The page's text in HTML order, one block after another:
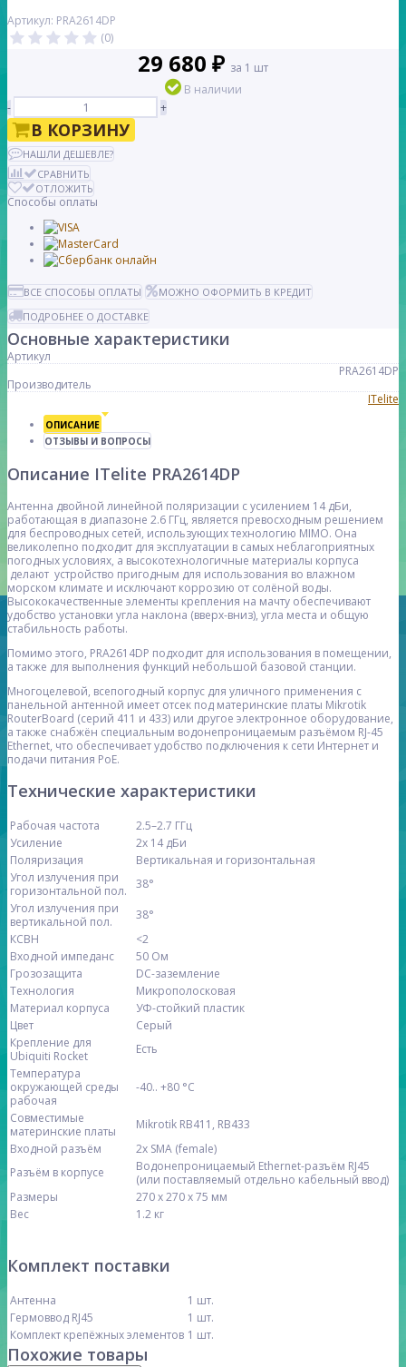
Артикул: PRA2614DP
(0)
29 680 ₽ за 1 шт
В наличии
-
+
В КОРЗИНУ
НАШЛИ ДЕШЕВЛЕ?
СРАВНИТЬ
ОТЛОЖИТЬ
Способы оплаты
ВСЕ СПОСОБЫ ОПЛАТЫ
МОЖНО ОФОРМИТЬ В КРЕДИТ
ПОДРОБНЕЕ О ДОСТАВКЕ
Основные характеристики
Артикул
PRA2614DP
Производитель
ITelite
ОПИСАНИЕ
ОТЗЫВЫ И ВОПРОСЫ
Описание ITelite PRA2614DP
Антенна двойной линейной поляризации с усилением 14 дБи,
работающая в диапазоне 2.6 ГГц, является превосходным решением
для беспроводных сетей, использующих технологию MIMO. Она
великолепно подходит для эксплуатации в самых неблагоприятных
погодных условиях, а высокотехнологичные материалы корпуса
делают устройство пригодным для использования во влажном
морском климате и исключают коррозию от солёной воды.
Высококачественные элементы крепления на мачту обеспечивают
удобство установки угла наклона (вверх-вниз), угла места и общую
стабильность работы.
Помимо этого, PRA2614DP подходит для использования в помещении,
а также для выполнения функций небольшой базовой станции.
Многоцелевой, всепогодный корпус для уличного применения с
панельной антенной имеет отсек под материнские платы Mikrotik
RouterBoard (серий 411 и 433) или другое электронное оборудование,
а также снабжён специальным водонепроницаемым разъёмом RJ-45
Ethernet, что обеспечивает удобство подключения к сети Интернет и
подачи питания PoE.
Технические характеристики
Рабочая частота
2.5–2.7 ГГц
Усиление
2x 14 дБи
Поляризация
Вертикальная и горизонтальная
Угол излучения при
горизонтальной пол.
38°
Угол излучения при
вертикальной пол.
38°
КСВН
<2
Входной импеданс
50 Ом
Грозозащита
DC-заземление
Технология
Микрополосковая
Материал корпуса
УФ-стойкий пластик
Цвет
Серый
Крепление для
Ubiquiti Rocket
Есть
Температура
окружающей среды
рабочая
-40.. +80 °C
Совместимые
материнские платы
Mikrotik RB411, RB433
Входной разъём
2x SMA (female)
Разъём в корпусе
Водонепроницаемый Ethernet-разъём RJ45
(или поставляемый отдельно кабельный ввод)
Размеры
270 x 270 x 75 мм
Вес
1.2 кг
Комплект поставки
Антенна
1 шт.
Гермоввод RJ45
1 шт.
Комплект крепёжных элементов 1 шт.
Похожие товары